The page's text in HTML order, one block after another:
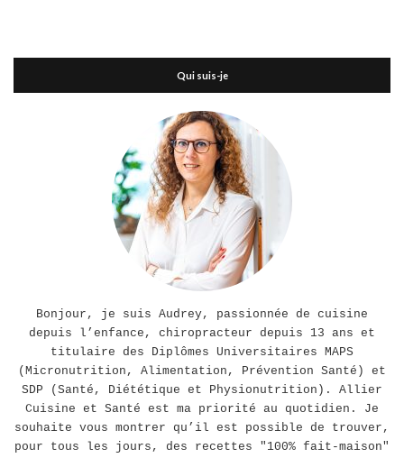
Qui suis-je
Bonjour, je suis Audrey, passionnée de cuisine
depuis l’enfance, chiropracteur depuis 13 ans et
titulaire des Diplômes Universitaires MAPS
(Micronutrition, Alimentation, Prévention Santé) et
SDP (Santé, Diététique et Physionutrition). Allier
Cuisine et Santé est ma priorité au quotidien. Je
souhaite vous montrer qu’il est possible de trouver,
pour tous les jours, des recettes "100% fait-maison"